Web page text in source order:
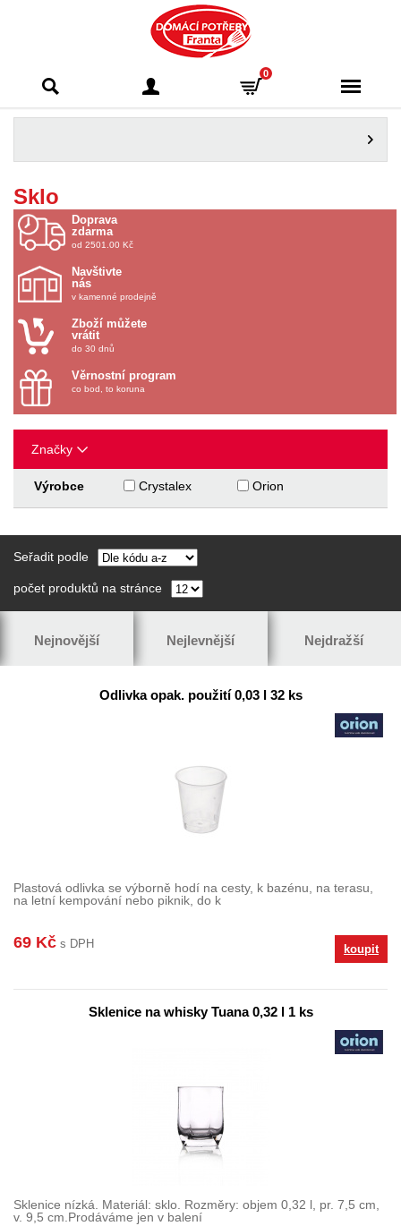
Franta - Příbram
0
Sklo
Doprava
zdarma
od 2501.00 Kč
Navštivte
nás
v kamenné prodejně
Zboží můžete
vrátit
do 30 dnů
Věrnostní program
co bod, to koruna
Značky
Výrobce Crystalex Orion
Seřadit podle
počet produktů na stránce
Nejnovější Nejlevnější Nejdražší
Odlivka opak. použití 0,03 l 32 ks
Plastová odlivka se výborně hodí na cesty, k bazénu, na terasu,
na letní kempování nebo piknik, do k
69 Kč s DPH koupit
Sklenice na whisky Tuana 0,32 l 1 ks
Sklenice nízká. Materiál: sklo. Rozměry: objem 0,32 l, pr. 7,5 cm,
v. 9,5 cm.Prodáváme jen v balení